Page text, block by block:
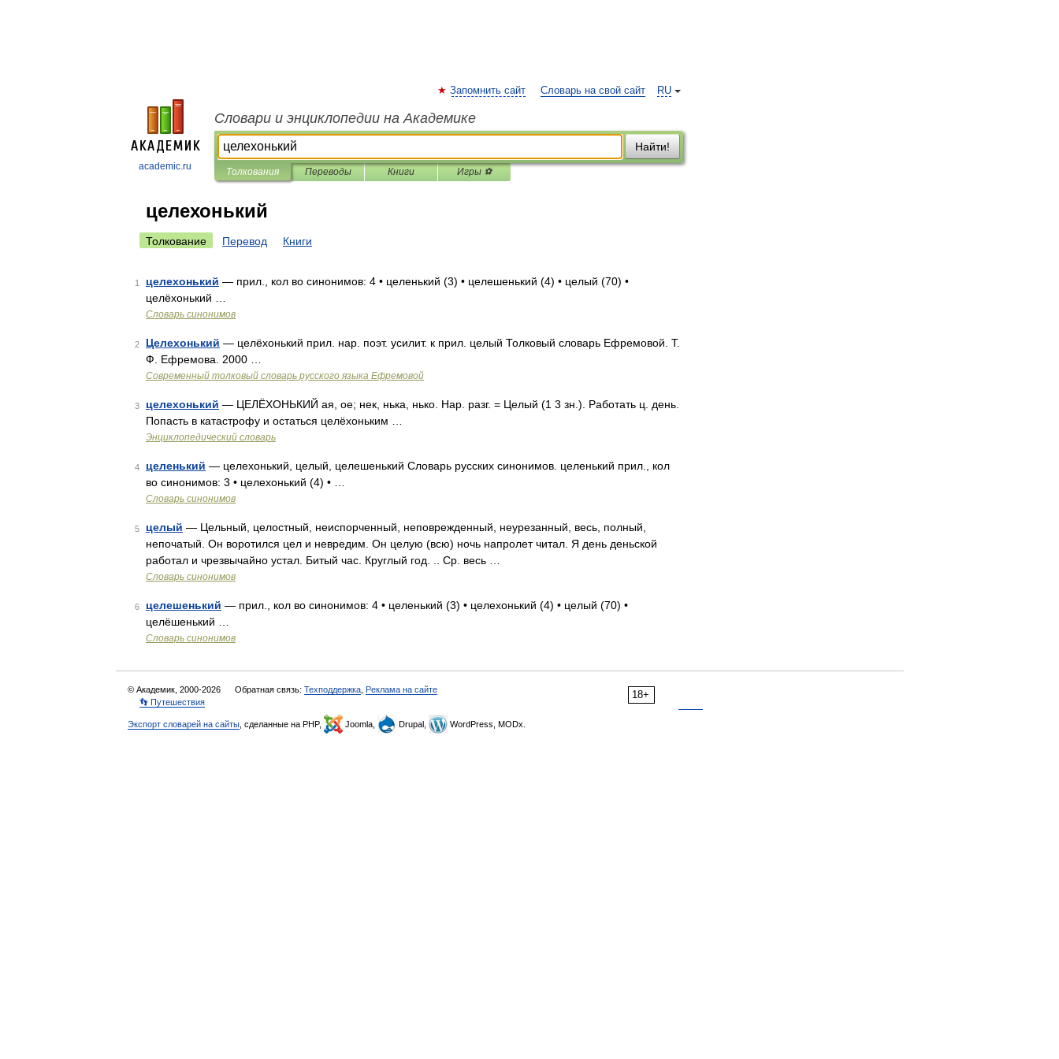
academic.ru
RU
Запомнить сайт Словарь на свой сайт
Словари и энциклопедии на Академике
Найти!
Толкования Переводы Книги Игры ⚽
целехонький
Толкование Перевод Книги
1 целехонький — прил., кол во синонимов: 4 • целенький (3) • целешенький (4) • целый (70) •
целёхонький …
Словарь синонимов
2 Целехонький — целёхонький прил. нар. поэт. усилит. к прил. целый Толковый словарь Ефремовой. Т.
Ф. Ефремова. 2000 …
Современный толковый словарь русского языка Ефремовой
3 целехонький — ЦЕЛЁХОНЬКИЙ ая, ое; нек, нька, нько. Нар. разг. = Целый (1 3 зн.). Работать ц. день.
Попасть в катастрофу и остаться целёхоньким …
Энциклопедический словарь
4 целенький — целехонький, целый, целешенький Словарь русских синонимов. целенький прил., кол
во синонимов: 3 • целехонький (4) • …
Словарь синонимов
5 целый — Цельный, целостный, неиспорченный, неповрежденный, неурезанный, весь, полный,
непочатый. Он воротился цел и невредим. Он целую (всю) ночь напролет читал. Я день деньской
работал и чрезвычайно устал. Битый час. Круглый год. .. Ср. весь …
Словарь синонимов
6 целешенький — прил., кол во синонимов: 4 • целенький (3) • целехонький (4) • целый (70) •
целёшенький …
Словарь синонимов
18+
© Академик, 2000-2026 Обратная связь: Техподдержка Реклама на сайте
👣 Путешествия
Экспорт словарей на сайты , сделанные на PHP, Joomla, Drupal, WordPress, MODx.